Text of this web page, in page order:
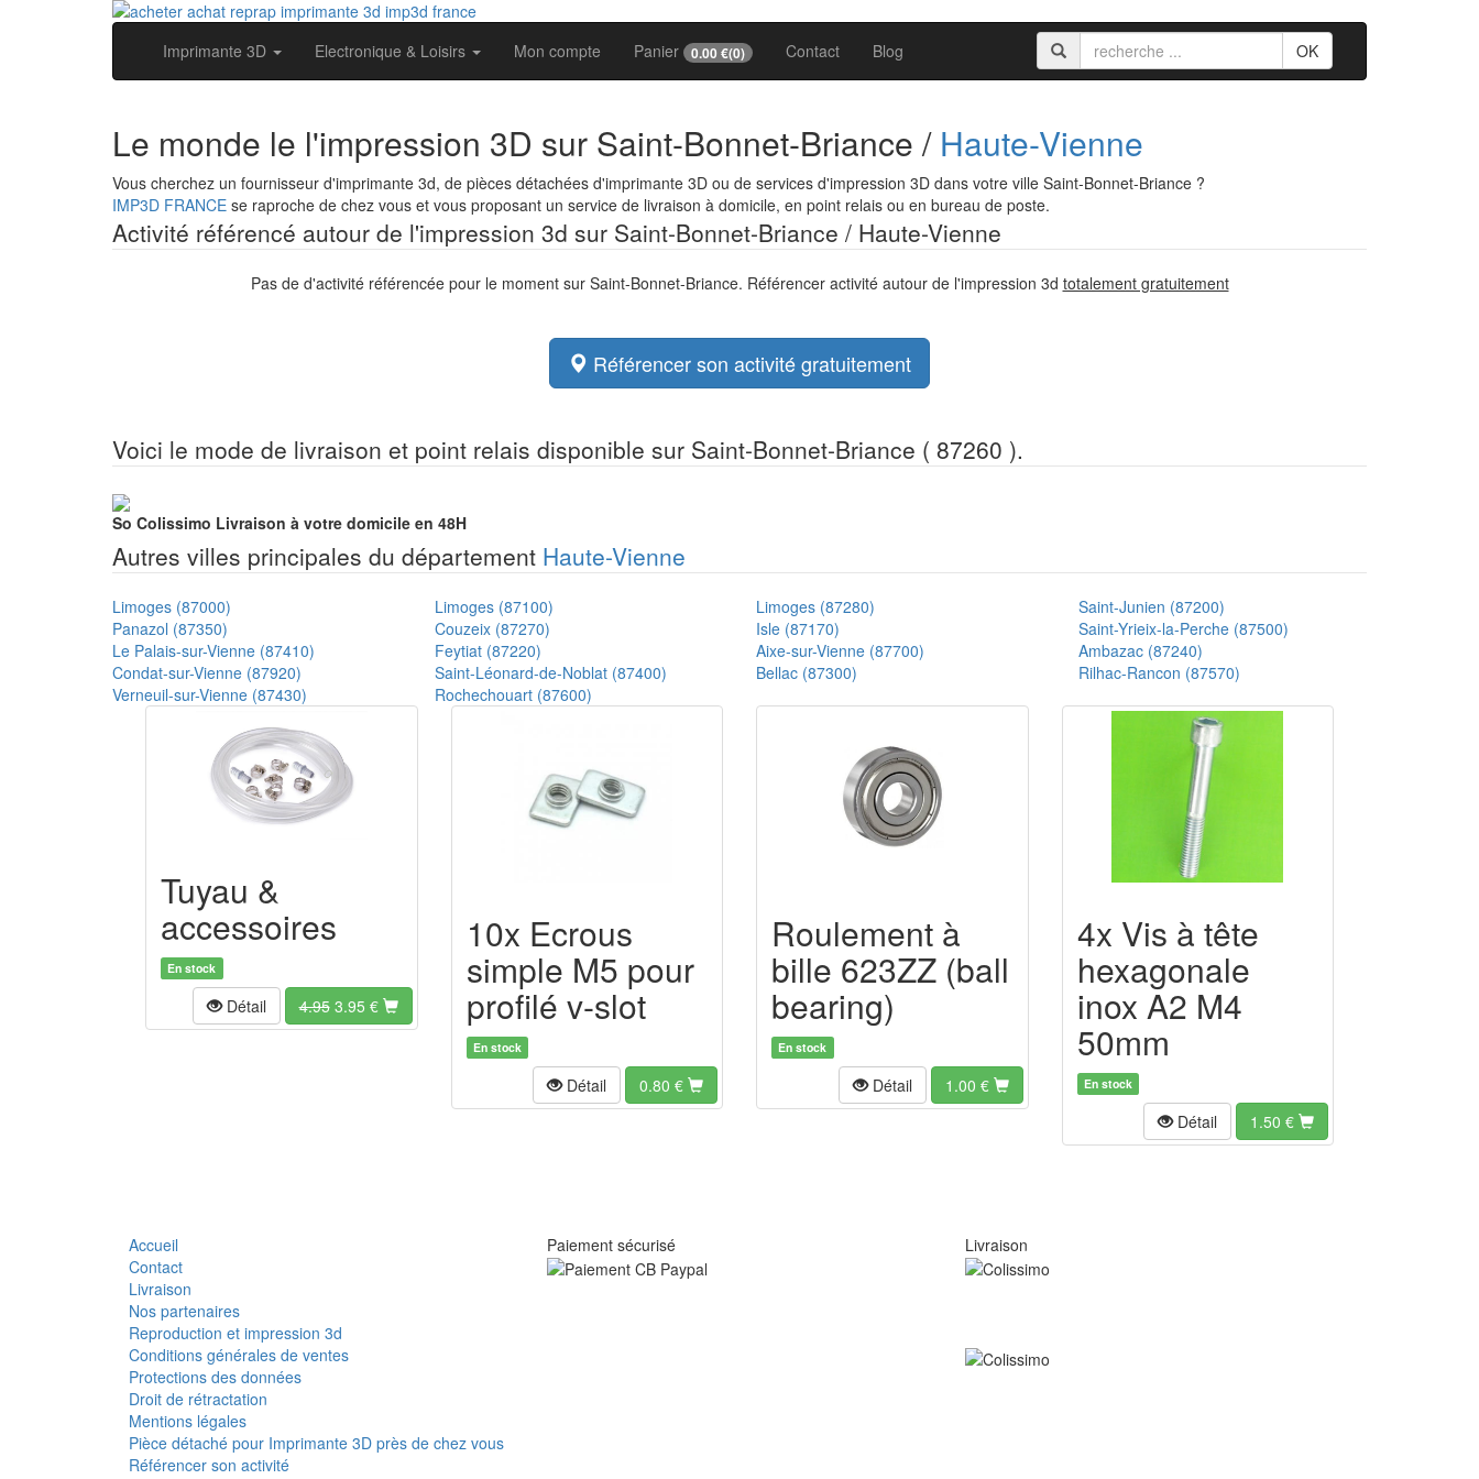
Imprimante 3D Electronique & Loisirs Mon compte Panier 0.00 €(0) Contact Blog OK
Le monde le l'impression 3D sur Saint-Bonnet-Briance / Haute-Vienne
Vous cherchez un fournisseur d'imprimante 3d, de pièces détachées d'imprimante 3D ou de services d'impression 3D dans votre ville Saint-Bonnet-Briance ?
IMP3D FRANCE se raproche de chez vous et vous proposant un service de livraison à domicile, en point relais ou en bureau de poste.
Activité référencé autour de l'impression 3d sur Saint-Bonnet-Briance / Haute-Vienne
Pas de d'activité référencée pour le moment sur Saint-Bonnet-Briance. Référencer activité autour de l'impression 3d totalement gratuitement
Référencer son activité gratuitement
Voici le mode de livraison et point relais disponible sur Saint-Bonnet-Briance ( 87260 ).
So Colissimo Livraison à votre domicile en 48H
Autres villes principales du département Haute-Vienne
Limoges (87000) Limoges (87100) Limoges (87280)
Saint-Junien (87200)
Panazol (87350)
Couzeix (87270) Isle (87170)
Saint-Yrieix-la-Perche (87500)
Le Palais-sur-Vienne (87410)
Feytiat (87220) Aixe-sur-Vienne (87700)
Ambazac (87240)
Condat-sur-Vienne (87920)
Saint-Léonard-de-Noblat (87400) Bellac (87300)
Rilhac-Rancon (87570)
Verneuil-sur-Vienne (87430)
Rochechouart (87600)
Tuyau &
accessoires
En stock
Détail 4.95 3.95 €
10x Ecrous
simple M5 pour
profilé v-slot
En stock
Détail 0.80 €
Roulement à
bille 623ZZ (ball
bearing)
En stock
Détail 1.00 €
4x Vis à tête
hexagonale
inox A2 M4
50mm
En stock
Détail 1.50 €
Accueil
Contact
Livraison
Nos partenaires
Reproduction et impression 3d
Conditions générales de ventes
Protections des données
Droit de rétractation
Mentions légales
Pièce détaché pour Imprimante 3D près de chez vous
Référencer son activité
Paiement sécurisé Livraison